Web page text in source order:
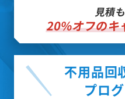
見積
20%オフのキ
不用品回
プロ